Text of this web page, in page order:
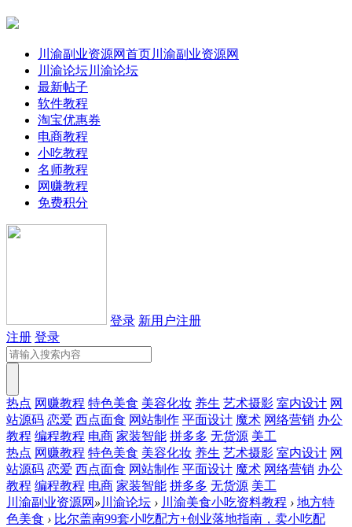
川渝副业资源网首页川渝副业资源网
川渝论坛川渝论坛
最新帖子
软件教程
淘宝优惠券
电商教程
小吃教程
名师教程
网赚教程
免费积分
登录 新用户注册
注册 登录
热点 网赚教程 特色美食 美容化妆 养生 艺术摄影 室内设计 网
站源码 恋爱 西点面食 网站制作 平面设计 魔术 网络营销 办公
教程 编程教程 电商 家装智能 拼多多 无货源 美工
热点 网赚教程 特色美食 美容化妆 养生 艺术摄影 室内设计 网
站源码 恋爱 西点面食 网站制作 平面设计 魔术 网络营销 办公
教程 编程教程 电商 家装智能 拼多多 无货源 美工
川渝副业资源网 » 川渝论坛 › 川渝美食小吃资料教程 › 地方特
色美食 › 比尔盖南99套小吃配方+创业落地指南，卖小吃配